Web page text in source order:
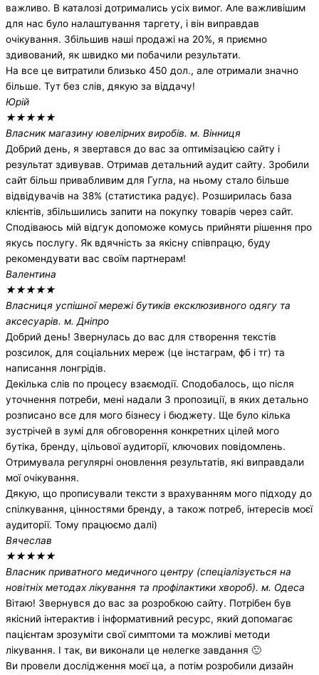
важливо. В каталозі дотримались усіх вимог. Але важливішим
для нас було налаштування таргету, і він виправдав
очікування. Збільшив наші продажі на 20%, я приємно
здивований, як швидко ми побачили результати.
На все це витратили близько 450 дол., але отримали значно
більше. Тут без слів, дякую за віддачу!
Юрій
★★★★★
Власник магазину ювелірних виробів. м. Вінниця
Добрий день, я звертався до вас за оптимізацією сайту і
результат здивував. Отримав детальний аудит сайту. Зробили
сайт більш привабливим для Гугла, на ньому стало більше
відвідувачів на 38% (статистика радує). Розширилась база
клієнтів, збільшились запити на покупку товарів через сайт.
Сподіваюсь мій відгук допоможе комусь прийняти рішення про
якусь послугу. Як вдячність за якісну співпрацю, буду
рекомендувати вас своїм партнерам!
Валентина
★★★★★
Власниця успішної мережі бутиків ексклюзивного одягу та
аксесуарів. м. Дніпро
Добрий день! Звернулась до вас для створення текстів
розсилок, для соціальних мереж (це інстаграм, фб і тг) та
написання лонгрідів.
Декілька слів по процесу взаємодії. Сподобалось, що після
уточнення потреби, мені надали 3 пропозиції, в яких детально
розписано все для мого бізнесу і бюджету. Ще було кілька
зустрічей в зумі для обговорення конкретних цілей мого
бутіка, бренду, цільової аудиторії, ключових повідомлень.
Отримувала регулярні оновлення результатів, які виправдали
мої очікування.
Дякую, що прописували тексти з врахуванням мого підходу до
спілкування, цінностями бренду, а також потреб, інтересів моєї
аудиторії. Тому працюємо далі)
Вячеслав
★★★★★
Власник приватного медичного центру (спеціалізується на
новітніх методах лікування та профілактики хвороб). м. Одеса
Вітаю! Звернувся до вас за розробкою сайту. Потрібен був
якісний інтерактив і інформативний ресурс, який допомагає
пацієнтам зрозуміти свої симптоми та можливі методи
лікування. І так, ви виконали це нелегке завдання 🙂
Ви провели дослідження моєї ца, а потім розробили дизайн